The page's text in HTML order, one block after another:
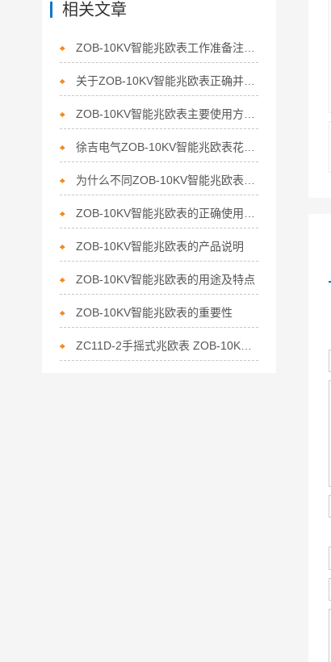
相关文章
关于ZOB-10KV智能兆欧表正确并安全的使用姿势
徐吉电气ZOB-10KV智能兆欧表花样百出
ZOB-10KV智能兆欧表的产品说明
ZOB-10KV智能兆欧表的用途及特点
ZOB-10KV智能兆欧表的重要性
ZC11D-2手摇式兆欧表 ZOB-10KV智能兆欧表*